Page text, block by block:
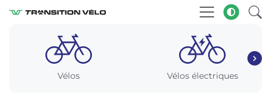
Vélos Vélos électriques